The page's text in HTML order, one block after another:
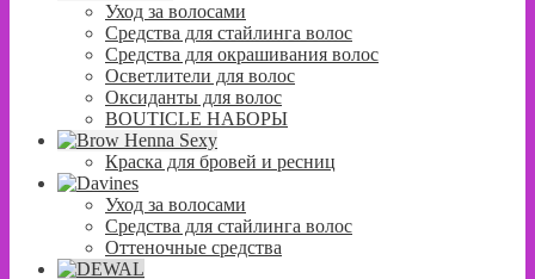
Уход за волосами
Средства для стайлинга волос
Средства для окрашивания волос
Осветлители для волос
Оксиданты для волос
BOUTICLE НАБОРЫ
Краска для бровей и ресниц
Уход за волосами
Средства для стайлинга волос
Оттеночные средства